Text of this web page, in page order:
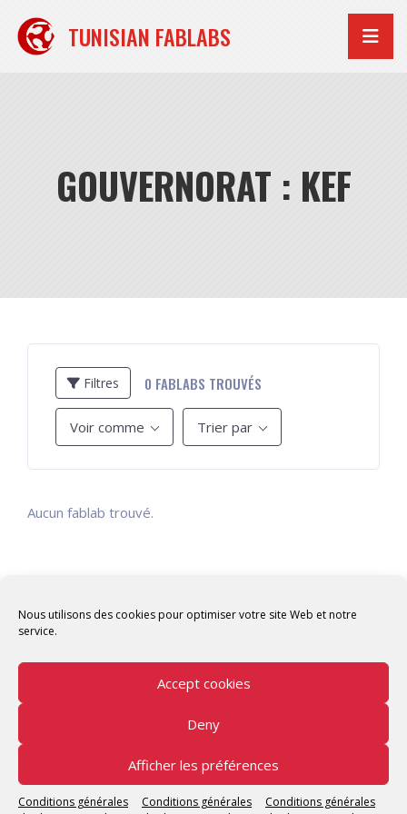
Nous utilisons des cookies pour optimiser votre site Web et notre
service.
Accept cookies
Deny
Afficher les préférences
Conditions générales
Conditions générales
Conditions générales
contenu
TUNISIAN FABLABS
GOUVERNORAT : KEF
Filtres 0 FABLABS TROUVÉS
Voir comme Trier par
Aucun fablab trouvé.
Copyright © 2026 Tunisian Fablabs Tous droits
réservés.
Tunisian Fablabsby OpenFab Tunisia - Powered by